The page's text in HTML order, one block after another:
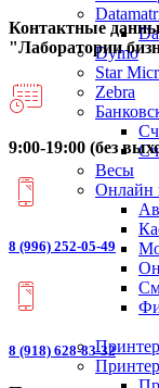
Dymo
Star
Zebra
Весы
Онлайн
Контактные
"Лаборатории
9:00-19:00 (без
8 (996) 252-05-49
8 (918) 628-83-32